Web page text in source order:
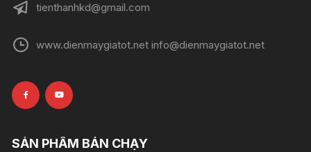
tienthanhkd@gmail.com
www.dienmaygiatot.net info@dienmaygiatot.net
SẢN PHẨM BÁN CHẠY